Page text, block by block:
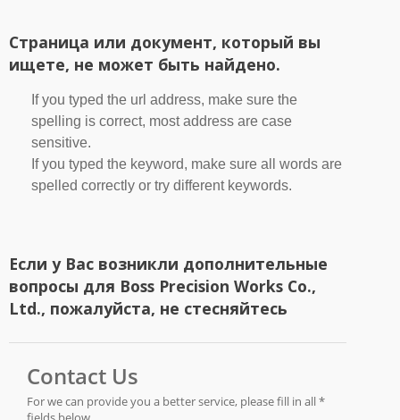
Страница или документ, который вы
ищете, не может быть найдено.
If you typed the url address, make sure the
spelling is correct, most address are case
sensitive.
If you typed the keyword, make sure all words are
spelled correctly or try different keywords.
Если у Вас возникли дополнительные
вопросы для Boss Precision Works Co.,
Ltd., пожалуйста, не стесняйтесь